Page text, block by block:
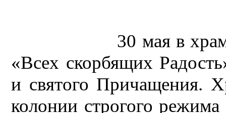
30 мая в
«Всех скорбящих
и святого Причащения.
колонии строгого